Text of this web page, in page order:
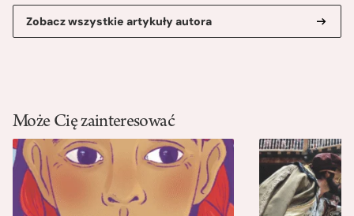
Zobacz wszystkie artykuły autora
Może Cię zainteresować